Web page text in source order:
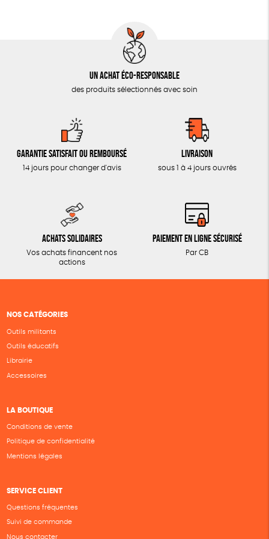
CUISINE / NUTRITION
ACCESSOIRES
Un achat éco-responsable
des produits sélectionnés avec soin
Garantie satisfait ou remboursé
14 jours pour changer d'avis
Livraison
sous 1 à 4 jours ouvrés
Achats solidaires
Vos achats financent nos
actions
Paiement en ligne sécurisé
Par CB
NOS CATÉGORIES
Outils militants
Outils éducatifs
Librairie
Accessoires
LA BOUTIQUE
Conditions de vente
Politique de confidentialité
Mentions légales
SERVICE CLIENT
Questions fréquentes
Suivi de commande
Nous contacter